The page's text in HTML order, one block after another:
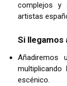
complejos y
artistas
Si llegamos
Añadiremos
escénico.